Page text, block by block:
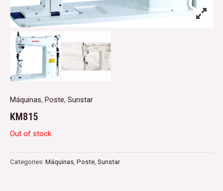
Máquinas, Poste, Sunstar
KM815
Out of stock
Categories: Máquinas Poste Sunstar